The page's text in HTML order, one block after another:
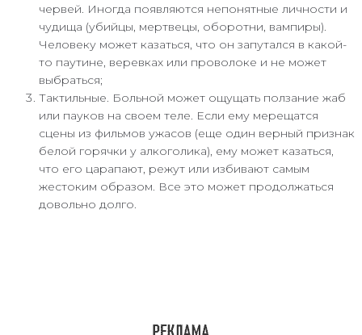
червей. Иногда появляются непонятные личности и
чудища (убийцы, мертвецы, оборотни, вампиры).
Человеку может казаться, что он запутался в какой-
то паутине, веревках или проволоке и не может
выбраться;
Тактильные. Больной может ощущать ползание жаб
или пауков на своем теле. Если ему мерещатся
сцены из фильмов ужасов (еще один верный признак
белой горячки у алкоголика), ему может казаться,
что его царапают, режут или избивают самым
жестоким образом. Все это может продолжаться
довольно долго.